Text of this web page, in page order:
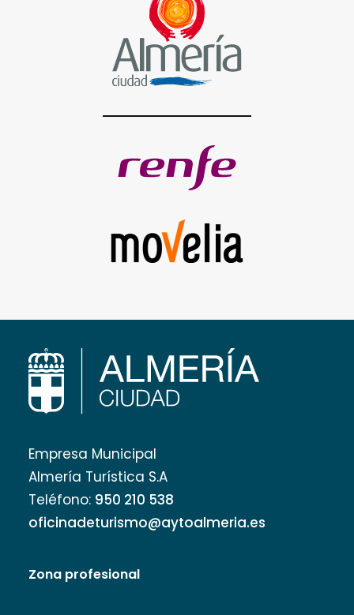
Empresa Municipal
Almería Turística S.A
Teléfono: 950 210 538
oficinadeturismo@aytoalmeria.es
Zona profesional